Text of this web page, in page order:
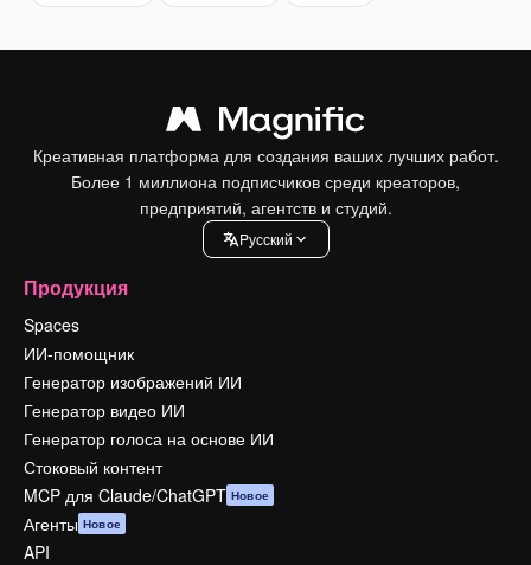
Креативная платформа для создания ваших лучших работ.
Более 1 миллиона подписчиков среди креаторов,
предприятий, агентств и студий.
Pусский
Продукция
Spaces
ИИ-помощник
Генератор изображений ИИ
Генератор видео ИИ
Генератор голоса на основе ИИ
Стоковый контент
MCP для Claude/ChatGPT Новое
Агенты Новое
API